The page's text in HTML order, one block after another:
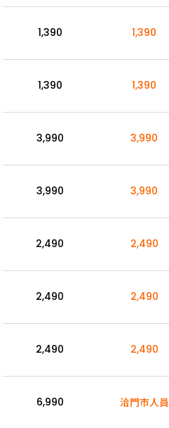
1,390 1,390
1,390 1,390
3,990 3,990
3,990 3,990
2,490 2,490
2,490 2,490
2,490 2,490
6,990 洽門市人員